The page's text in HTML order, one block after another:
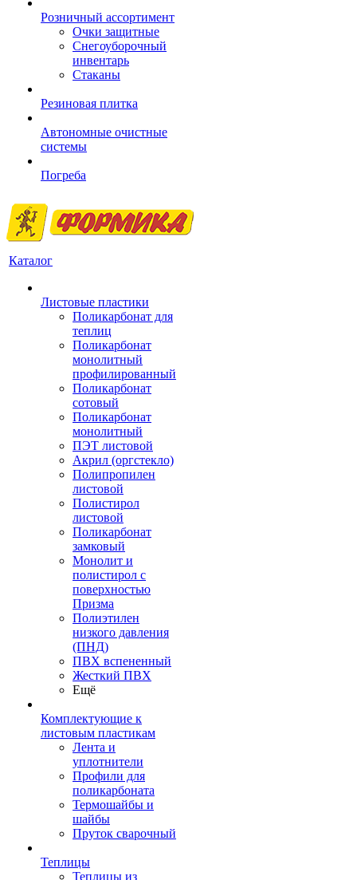
Розничный ассортимент
Очки защитные
Снегоуборочный
инвентарь
Стаканы
Резиновая плитка
Автономные очистные
системы
Погреба
Каталог
Листовые пластики
Поликарбонат для
теплиц
Поликарбонат
монолитный
профилированный
Поликарбонат
сотовый
Поликарбонат
монолитный
ПЭТ листовой
Акрил (оргстекло)
Полипропилен
листовой
Полистирол
листовой
Поликарбонат
замковый
Монолит и
полистирол с
поверхностью
Призма
Полиэтилен
низкого давления
(ПНД)
ПВХ вспененный
Жесткий ПВХ
Ещё
Комплектующие к
листовым пластикам
Лента и
уплотнители
Профили для
поликарбоната
Термошайбы и
шайбы
Пруток сварочный
Теплицы
Теплицы из